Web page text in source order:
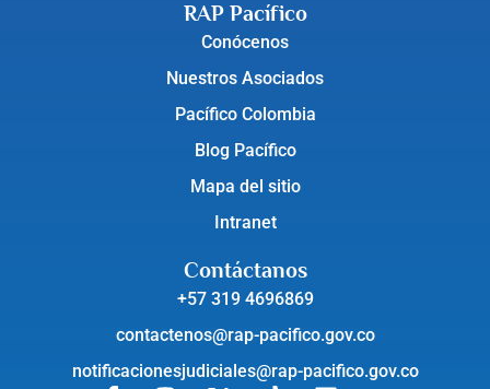
RAP Pacífico
Conócenos
Nuestros Asociados
Pacífico Colombia
Blog Pacífico
Mapa del sitio
Intranet
Contáctanos
+57 319 4696869
contactenos@rap-pacifico.gov.co
notificacionesjudiciales@rap-pacifico.gov.co